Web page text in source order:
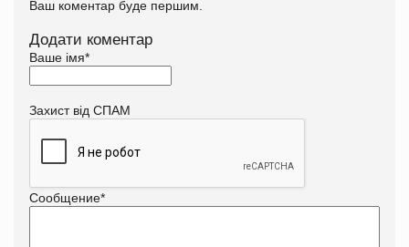
Ваш коментар буде першим.
Додати коментар
Ваше імя*
Захист від СПАМ
Сообщение*